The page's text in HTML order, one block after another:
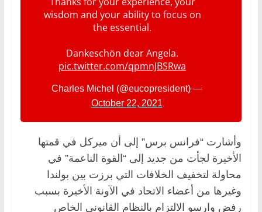
wisdom and your ability to focus on
the essential.
Dankeschön dear Angela.
pic.twitter.com/qpmnJBSRwa
— Charles Michel (@eucopresident)
October 22, 2021
وأشارت “فرانس برس” إلى أن ميركل في قمتها
الأخيرة لجأت من جديد إلى “القوة الناعمة” في
محاولة لتخفيف الخلافات التي برزت بين بولندا
وغيرها من أعضاء الاتحاد في الآونة الأخيرة بسبب
رفض وارسو الالتزام بالنظام القانوني الخاص